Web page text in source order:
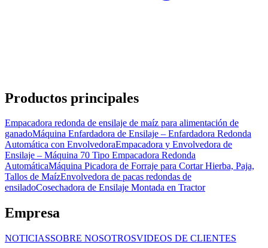
Productos principales
Empacadora redonda de ensilaje de maíz para alimentación de
ganadoMáquina Enfardadora de Ensilaje – Enfardadora Redonda
Automática con EnvolvedoraEmpacadora y Envolvedora de
Ensilaje – Máquina 70 Tipo Empacadora Redonda
AutomáticaMáquina Picadora de Forraje para Cortar Hierba, Paja,
Tallos de MaízEnvolvedora de pacas redondas de
ensiladoCosechadora de Ensilaje Montada en Tractor
Empresa
NOTICIASSOBRE NOSOTROSVIDEOS DE CLIENTES